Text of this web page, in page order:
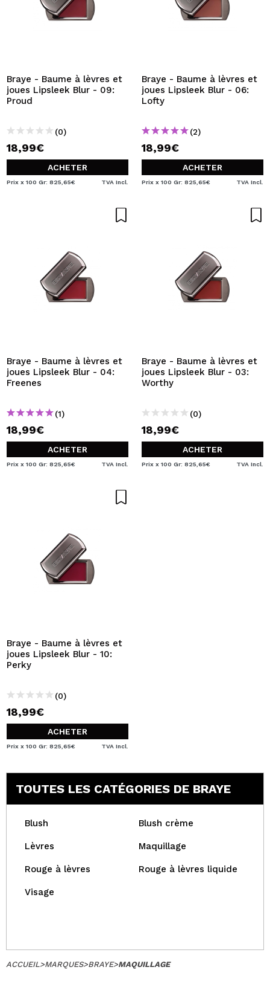
Braye - Baume à lèvres et
joues Lipsleek Blur - 09:
Proud
(0)
18,99€
ACHETER
Prix x 100 Gr: 825,65€ TVA Incl.
Braye - Baume à lèvres et
joues Lipsleek Blur - 06:
Lofty
(2)
18,99€
ACHETER
Prix x 100 Gr: 825,65€ TVA Incl.
Braye - Baume à lèvres et
joues Lipsleek Blur - 04:
Freenes
(1)
18,99€
ACHETER
Prix x 100 Gr: 825,65€ TVA Incl.
Braye - Baume à lèvres et
joues Lipsleek Blur - 03:
Worthy
(0)
18,99€
ACHETER
Prix x 100 Gr: 825,65€ TVA Incl.
Braye - Baume à lèvres et
joues Lipsleek Blur - 10:
Perky
(0)
18,99€
ACHETER
Prix x 100 Gr: 825,65€ TVA Incl.
TOUTES LES CATÉGORIES DE BRAYE
Blush Blush crème
Lèvres Maquillage
Rouge à lèvres Rouge à lèvres liquide
Visage
ACCUEIL>MARQUES>BRAYE>MAQUILLAGE